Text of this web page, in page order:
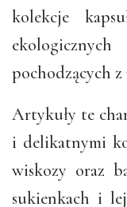
kolekcje
pochodzących
Artykuły te
i delikatnymi
wiskozy oraz
sukienkach i